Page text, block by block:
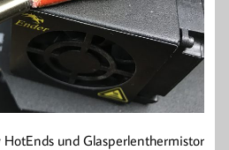
und Glasperlenthermistor